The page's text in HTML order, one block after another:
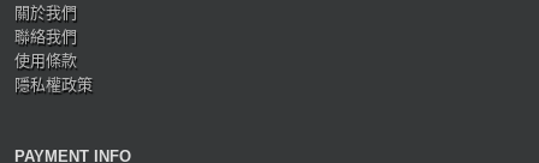
關於我們
聯絡我們
使用條款
隱私權政策
PAYMENT INFO